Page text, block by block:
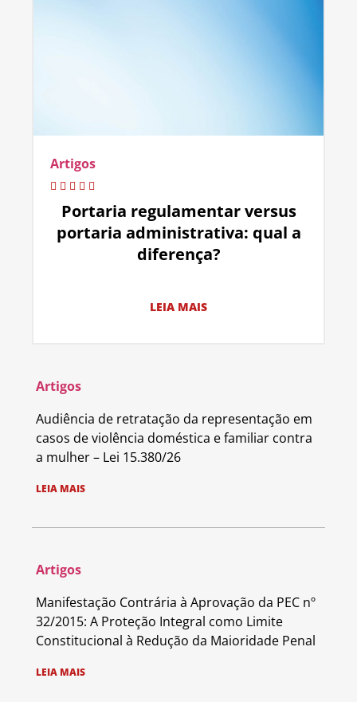
Artigos
Portaria regulamentar versus
portaria administrativa: qual a
diferença?
LEIA MAIS
Artigos
Audiência de retratação da representação em
casos de violência doméstica e familiar contra
a mulher – Lei 15.380/26
LEIA MAIS
Artigos
Manifestação Contrária à Aprovação da PEC nº
32/2015: A Proteção Integral como Limite
Constitucional à Redução da Maioridade Penal
LEIA MAIS